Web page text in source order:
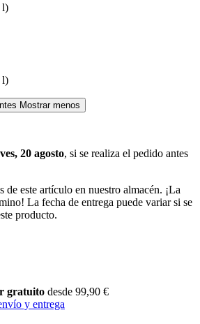
l)
l)
Mostrar menos
20 agosto, si se realiza el pedido antes
de este artículo en nuestro almacén. ¡La
La fecha de entrega puede variar si se
producto.
gratuito desde 99,90 €
y entrega